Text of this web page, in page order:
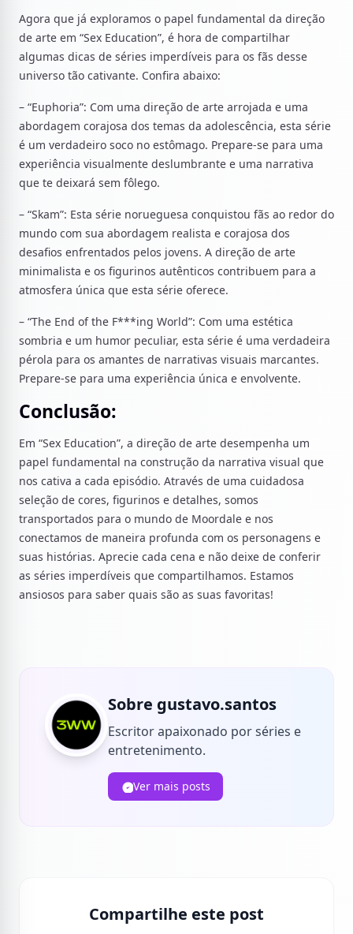
Agora que já exploramos o papel fundamental da direção
de arte em “Sex Education”, é hora de compartilhar
algumas dicas de séries imperdíveis para os fãs desse
universo tão cativante. Confira abaixo:
– “Euphoria”: Com uma direção de arte arrojada e uma
abordagem corajosa dos temas da adolescência, esta série
é um verdadeiro soco no estômago. Prepare-se para uma
experiência visualmente deslumbrante e uma narrativa
que te deixará sem fôlego.
– “Skam”: Esta série norueguesa conquistou fãs ao redor do
mundo com sua abordagem realista e corajosa dos
desafios enfrentados pelos jovens. A direção de arte
minimalista e os figurinos autênticos contribuem para a
atmosfera única que esta série oferece.
– “The End of the F***ing World”: Com uma estética
sombria e um humor peculiar, esta série é uma verdadeira
pérola para os amantes de narrativas visuais marcantes.
Prepare-se para uma experiência única e envolvente.
Conclusão:
Em “Sex Education”, a direção de arte desempenha um
papel fundamental na construção da narrativa visual que
nos cativa a cada episódio. Através de uma cuidadosa
seleção de cores, figurinos e detalhes, somos
transportados para o mundo de Moordale e nos
conectamos de maneira profunda com os personagens e
suas histórias. Aprecie cada cena e não deixe de conferir
as séries imperdíveis que compartilhamos. Estamos
ansiosos para saber quais são as suas favoritas!
Sobre gustavo.santos
Escritor apaixonado por séries e
entretenimento.
Ver mais posts
Compartilhe este post